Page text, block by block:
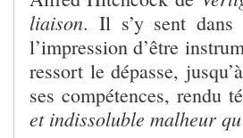
liaison. Il s’y sent dans
l’impression d’être
ressort le dépasse,
ses compétences, rendu
et indissoluble malheur